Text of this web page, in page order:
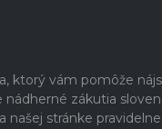
ktorý vám pomôže
zákutia
stránke